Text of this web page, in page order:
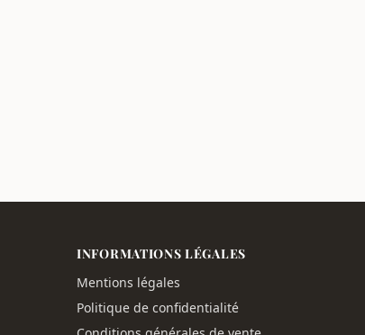
INFORMATIONS LÉGALES
Mentions légales
Politique de confidentialité